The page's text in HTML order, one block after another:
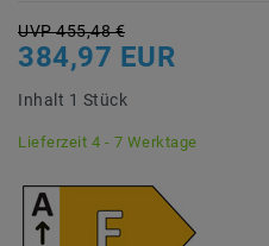
UVP 455,48 €
384,97 EUR
Inhalt 1 Stück
Lieferzeit 4 - 7 Werktage